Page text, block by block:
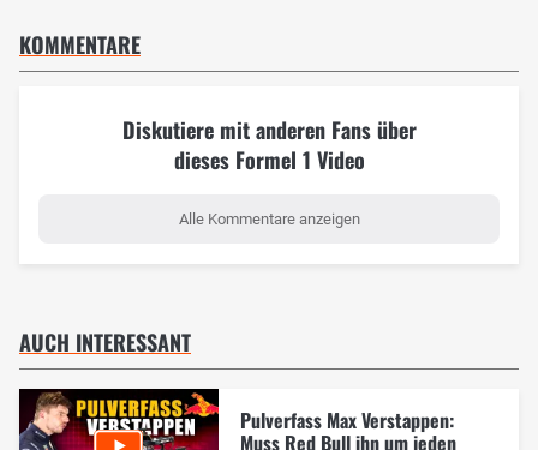
KOMMENTARE
Diskutiere mit anderen Fans über
dieses Formel 1 Video
Alle Kommentare anzeigen
AUCH INTERESSANT
Pulverfass Max Verstappen:
Muss Red Bull ihn um jeden